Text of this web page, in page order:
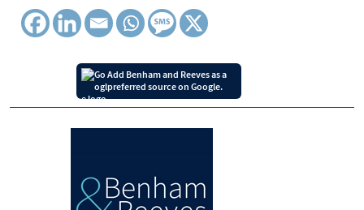
Add Benham and Reeves as a
preferred source on Google.